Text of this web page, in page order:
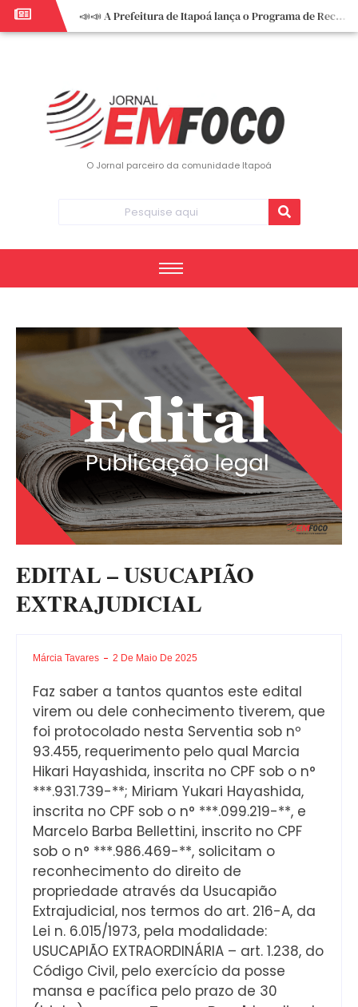
📣📣 A Prefeitura de Itapoá lança o Programa de Recuperação Fiscal (REFIS).
📢 Empreendedor do turismo, esta oportunidade é para você! Itapoá – SC.
O Jornal parceiro da comunidade Itapoá
EDITAL – USUCAPIÃO
EXTRAJUDICIAL
Márcia Tavares 2 De Maio De 2025
Faz saber a tantos quantos este edital
virem ou dele conhecimento tiverem, que
foi protocolado nesta Serventia sob nº
93.455, requerimento pelo qual Marcia
Hikari Hayashida, inscrita no CPF sob o n°
***.931.739-**; Miriam Yukari Hayashida,
inscrita no CPF sob o n° ***.099.219-**, e
Marcelo Barba Bellettini, inscrito no CPF
sob o n° ***.986.469-**, solicitam o
reconhecimento do direito de
propriedade através da Usucapião
Extrajudicial, nos termos do art. 216-A, da
Lei n. 6.015/1973, pela modalidade:
USUCAPIÃO EXTRAORDINÁRIA – art. 1.238, do
Código Civil, pelo exercício da posse
mansa e pacífica pelo prazo de 30